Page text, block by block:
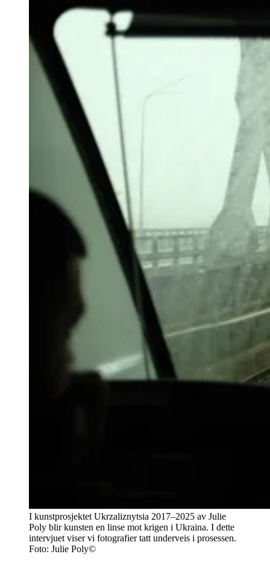
I kunstprosjektet Ukrzaliznytsia 2017–2025 av Julie
Poly blir kunsten en linse mot krigen i Ukraina. I dette
intervjuet viser vi fotografier tatt underveis i prosessen.
Foto: Julie Poly©